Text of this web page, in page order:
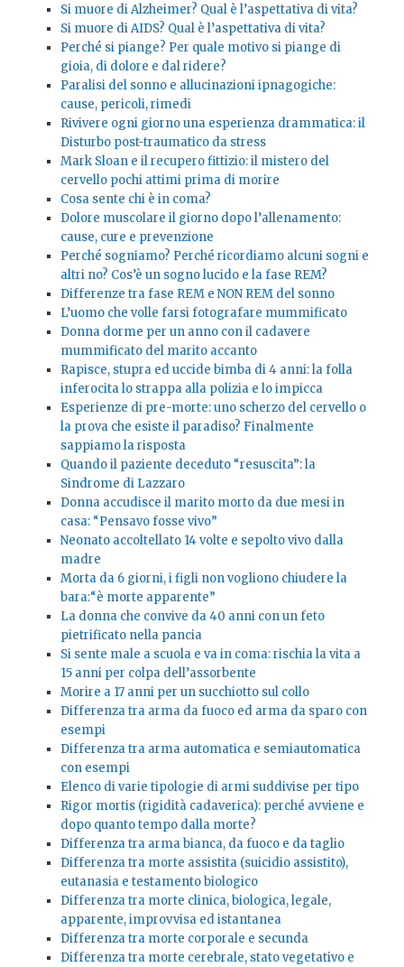
Si muore di Alzheimer? Qual è l’aspettativa di vita?
Si muore di AIDS? Qual è l’aspettativa di vita?
Perché si piange? Per quale motivo si piange di
gioia, di dolore e dal ridere?
Paralisi del sonno e allucinazioni ipnagogiche:
cause, pericoli, rimedi
Rivivere ogni giorno una esperienza drammatica: il
Disturbo post-traumatico da stress
Mark Sloan e il recupero fittizio: il mistero del
cervello pochi attimi prima di morire
Cosa sente chi è in coma?
Dolore muscolare il giorno dopo l’allenamento:
cause, cure e prevenzione
Perché sogniamo? Perché ricordiamo alcuni sogni e
altri no? Cos’è un sogno lucido e la fase REM?
Differenze tra fase REM e NON REM del sonno
L’uomo che volle farsi fotografare mummificato
Donna dorme per un anno con il cadavere
mummificato del marito accanto
Rapisce, stupra ed uccide bimba di 4 anni: la folla
inferocita lo strappa alla polizia e lo impicca
Esperienze di pre-morte: uno scherzo del cervello o
la prova che esiste il paradiso? Finalmente
sappiamo la risposta
Quando il paziente deceduto “resuscita”: la
Sindrome di Lazzaro
Donna accudisce il marito morto da due mesi in
casa: “Pensavo fosse vivo”
Neonato accoltellato 14 volte e sepolto vivo dalla
madre
Morta da 6 giorni, i figli non vogliono chiudere la
bara:“è morte apparente”
La donna che convive da 40 anni con un feto
pietrificato nella pancia
Si sente male a scuola e va in coma: rischia la vita a
15 anni per colpa dell’assorbente
Morire a 17 anni per un succhiotto sul collo
Differenza tra arma da fuoco ed arma da sparo con
esempi
Differenza tra arma automatica e semiautomatica
con esempi
Elenco di varie tipologie di armi suddivise per tipo
Rigor mortis (rigidità cadaverica): perché avviene e
dopo quanto tempo dalla morte?
Differenza tra arma bianca, da fuoco e da taglio
Differenza tra morte assistita (suicidio assistito),
eutanasia e testamento biologico
Differenza tra morte clinica, biologica, legale,
apparente, improvvisa ed istantanea
Differenza tra morte corporale e secunda
Differenza tra morte cerebrale, stato vegetativo e